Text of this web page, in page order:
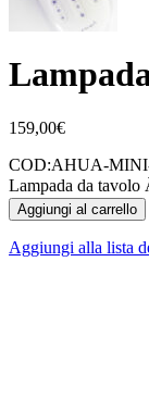
159,00€
COD:AHUA-
Lampada da tavolo
Aggiungi al carrello
Aggiungi alla lista